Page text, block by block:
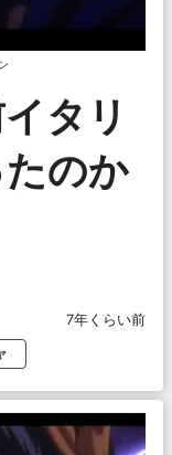
タリ
のか
7年くらい前